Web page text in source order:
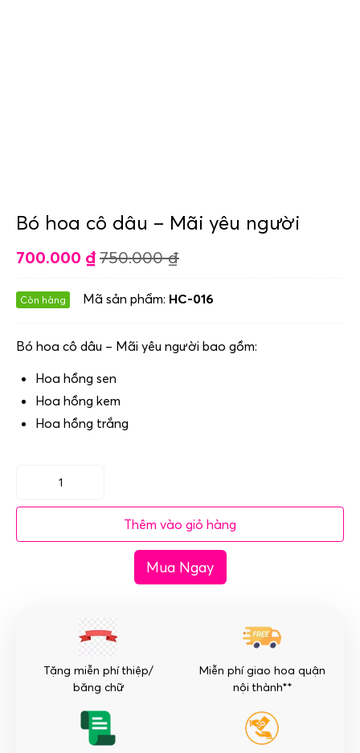
Bó hoa cô dâu – Mãi yêu người
700.000 ₫ 750.000₫
Còn hàng Mã sản phẩm: HC-016
Bó hoa cô dâu – Mãi yêu người bao gồm:
Hoa hồng sen
Hoa hồng kem
Hoa hồng trắng
Bó
hoa
người
lượng
Thêm vào giỏ hàng
Mua Ngay
Tặng miễn phí thiệp/
băng chữ
Miễn phí giao hoa quận
nội thành**